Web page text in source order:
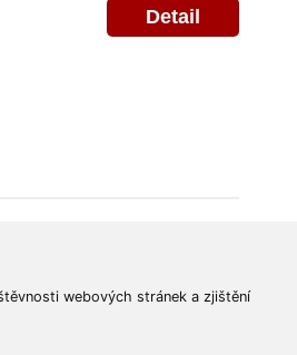
webových stránek a zjištění
Detail